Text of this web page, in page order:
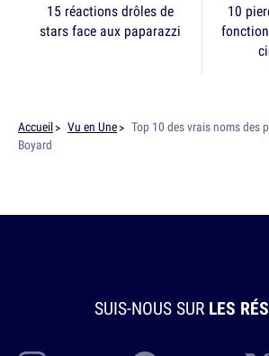
15 réactions drôles de
stars face aux paparazzi
10
Accueil Vu en Une
Top 10 des vrais noms des
Boyard
SUIS-NOUS SUR LES